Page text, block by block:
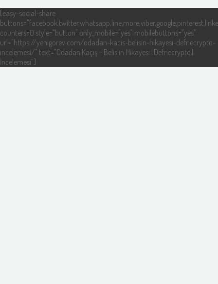
[easy-social-share
counters=0 style="button" only_mobile="yes" mobilebuttons="yes"
url="https://yenigorev.com/odadan-kacis-belisin-hikayesi-defnecrypto-
incelemesi/" text="Odadan Kaçış – Belis’in Hikayesi [Defnecrypto]
İncelemesi"]